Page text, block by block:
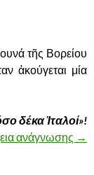
τῆς Βορείου
ἀκούγεται μία
δέκα Ἰταλοί»!
ανάγνωσης →